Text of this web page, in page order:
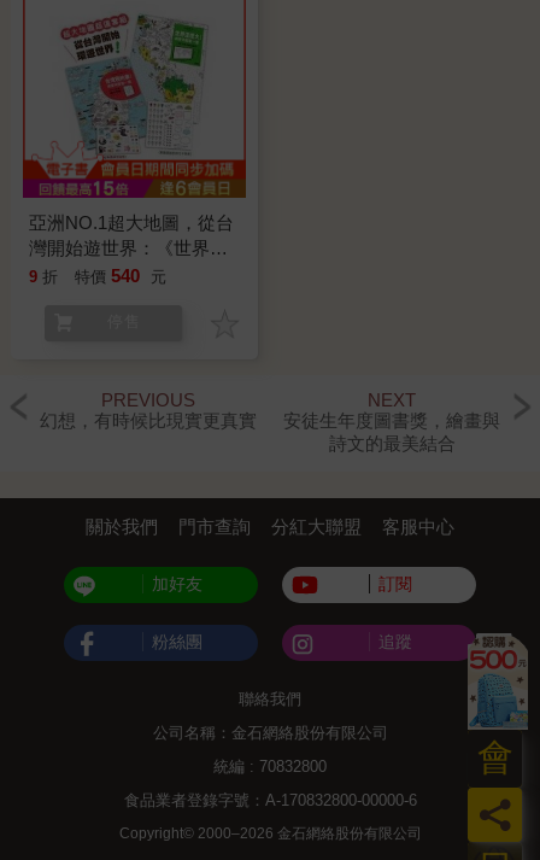
亞洲NO.1超大地圖，從台
灣開始遊世界：《世界這
麼大!》＋《台灣我的家!》
9 折 特價 540 元
PREVIOUS
幻想，有時候比現實更真實
NEXT
安徒生年度圖書獎，繪畫與
詩文的最美結合
員
會
關於我們 門市查詢 分紅大聯盟 客服中心
加好友 訂閱
粉絲團 追蹤
聯絡我們
公司名稱：金石網絡股份有限公司
統編 : 70832800
食品業者登錄字號：A-170832800-00000-6
Copyright© 2000–2026 金石網絡股份有限公司